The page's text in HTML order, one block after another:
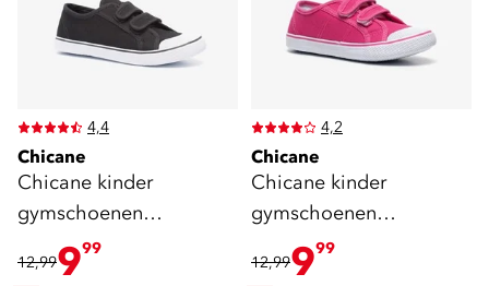
4,4
Chicane
Chicane kinder
gymschoenen
klittenband zwart
12,99999
4,2
Chicane
Chicane kinder
gymschoenen
klittenband roze
12,99999